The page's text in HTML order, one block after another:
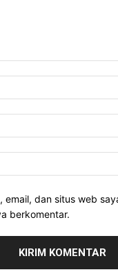
email, dan situs web
berkomentar.